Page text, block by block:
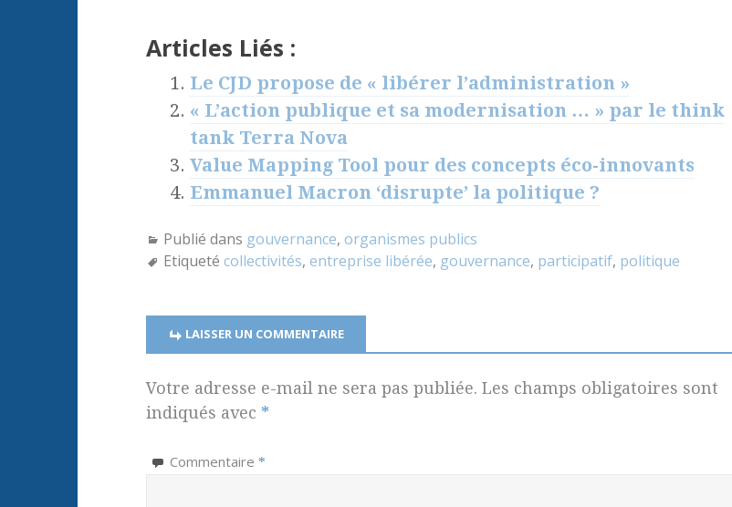
Articles Liés :
Le CJD propose de « libérer l’administration »
« L’action publique et sa modernisation … » par le think
tank Terra Nova
Value Mapping Tool pour des concepts éco-innovants
Emmanuel Macron ‘disrupte’ la politique ?
Publié dans gouvernance, organismes publics
Etiqueté collectivités, entreprise libérée, gouvernance, participatif, politique
LAISSER UN COMMENTAIRE
Votre adresse e-mail ne sera pas publiée. Les champs obligatoires sont
indiqués avec *
Commentaire *